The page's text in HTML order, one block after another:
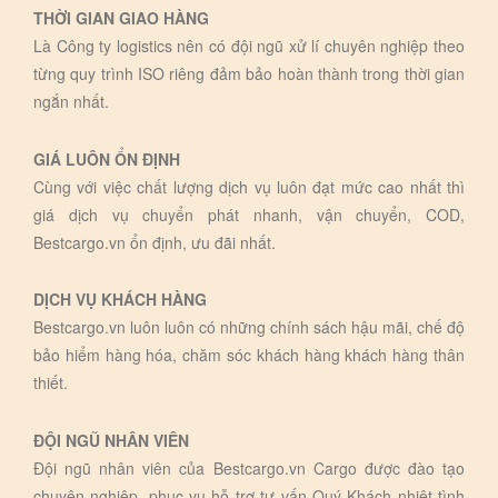
THỜI GIAN GIAO HÀNG
Là Công ty logistics nên có đội ngũ xử lí chuyên nghiệp theo
từng quy trình ISO riêng đảm bảo hoàn thành trong thời gian
ngắn nhất.
GIÁ LUÔN ỔN ĐỊNH
Cùng với việc chất lượng dịch vụ luôn đạt mức cao nhất thì
giá dịch vụ chuyển phát nhanh, vận chuyển, COD,
Bestcargo.vn ổn định, ưu đãi nhất.
DỊCH VỤ KHÁCH HÀNG
Bestcargo.vn luôn luôn có những chính sách hậu mãi, chế độ
bảo hiểm hàng hóa, chăm sóc khách hàng khách hàng thân
thiết.
ĐỘI NGŨ NHÂN VIÊN
Đội ngũ nhân viên của Bestcargo.vn Cargo được đào tạo